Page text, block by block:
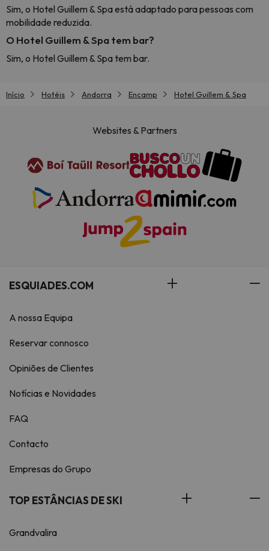
Sim, o Hotel Guillem & Spa está adaptado para pessoas com
mobilidade reduzida.
O Hotel Guillem & Spa tem bar?
Sim, o Hotel Guillem & Spa tem bar.
Início Hotéis Andorra Encamp Hotel Guillem & Spa
Websites & Partners
ESQUIADES.COM
A nossa Equipa
Reservar connosco
Opiniões de Clientes
Notícias e Novidades
FAQ
Contacto
Empresas do Grupo
TOP ESTÂNCIAS DE SKI
Grandvalira